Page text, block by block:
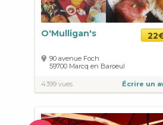
O'Mulligan's
90 avenue Foch
59700 Marcq en Baroeul
4399 vues Écrire un